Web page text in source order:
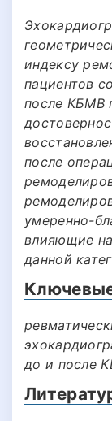
индексу
пациентов
после КБМВ
после
умеренно-
влияющие
данной
до и после